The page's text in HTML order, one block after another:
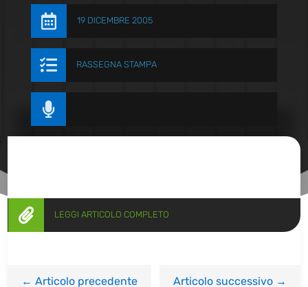
 19 DICEMBRE 2005
 RASSEGNA STAMPA

 LEGGI ARTICOLO COMPLETO
←Articolo precedente Articolo successivo→